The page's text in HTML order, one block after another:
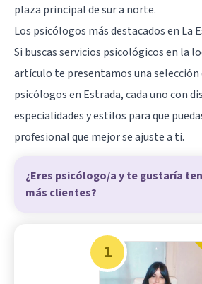
plaza principal de sur a norte.
Los psicólogos más destacados en La
Si buscas servicios psicológicos en la
artículo te presentamos una selección
psicólogos en Estrada, cada uno con
especialidades y estilos para que
profesional que mejor se ajuste a ti.
¿Eres psicólogo/a y te gustaría
más clientes?
1